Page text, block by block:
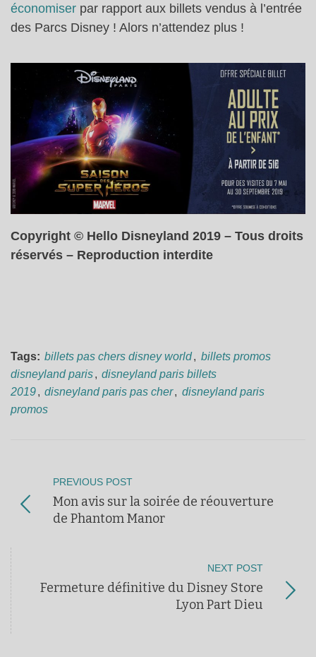
économiser par rapport aux billets vendus à l’entrée
des Parcs Disney ! Alors n’attendez plus !
Copyright © Hello Disneyland 2019 – Tous droits
réservés – Reproduction interdite
Tags: billets pas chers disney world, billets promos
disneyland paris, disneyland paris billets
2019, disneyland paris pas cher, disneyland paris
promos
PREVIOUS POST
Mon avis sur la soirée de réouverture
de Phantom Manor
NEXT POST
Fermeture définitive du Disney Store
Lyon Part Dieu